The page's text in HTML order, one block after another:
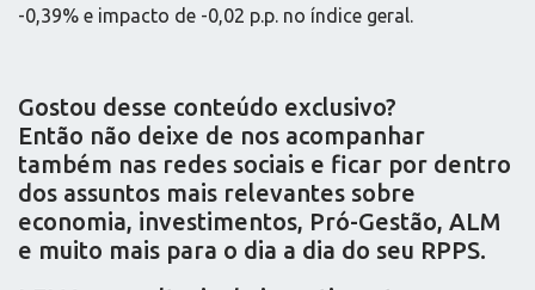
-0,39% e impacto de -0,02 p.p. no índice geral.
Gostou desse conteúdo exclusivo?
Então não deixe de nos acompanhar
também nas redes sociais e ficar por dentro
dos assuntos mais relevantes sobre
economia, investimentos, Pró-Gestão, ALM
e muito mais para o dia a dia do seu RPPS.